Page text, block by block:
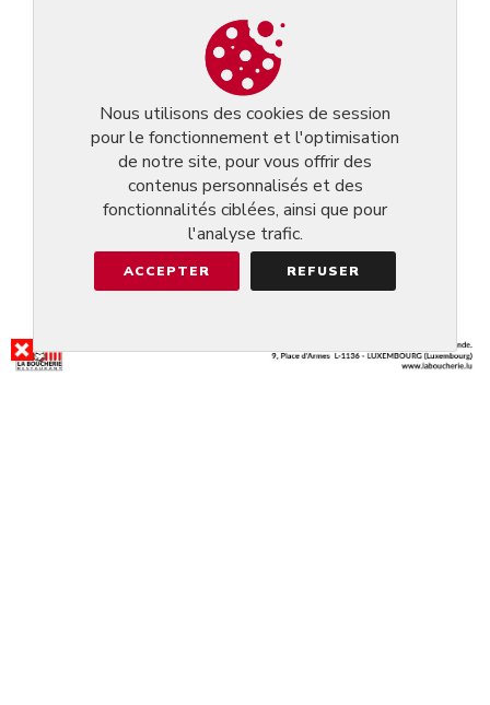
Nous utilisons des cookies de session
pour le fonctionnement et l'optimisation
de notre site, pour vous offrir des
contenus personnalisés et des
fonctionnalités ciblées, ainsi que pour
l'analyse trafic.
ACCEPTER REFUSER